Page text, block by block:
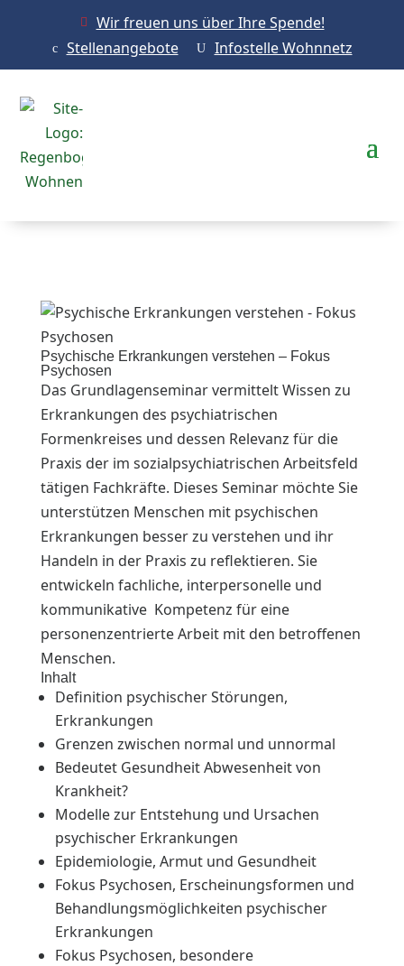
 Wir freuen uns über Ihre Spende!
c Stellenangebote U Infostelle Wohnnetz
Psychische Erkrankungen verstehen – Fokus
Psychosen
Das Grundlagenseminar vermittelt Wissen zu
Erkrankungen des psychiatrischen
Formenkreises und dessen Relevanz für die
Praxis der im sozialpsychiatrischen Arbeitsfeld
tätigen Fachkräfte. Dieses Seminar möchte Sie
unterstützen Menschen mit psychischen
Erkrankungen besser zu verstehen und ihr
Handeln in der Praxis zu reflektieren. Sie
entwickeln fachliche, interpersonelle und
kommunikative Kompetenz für eine
personenzentrierte Arbeit mit den betroffenen
Menschen.
Inhalt
Definition psychischer Störungen,
Erkrankungen
Grenzen zwischen normal und unnormal
Bedeutet Gesundheit Abwesenheit von
Krankheit?
Modelle zur Entstehung und Ursachen
psychischer Erkrankungen
Epidemiologie, Armut und Gesundheit
Fokus Psychosen, Erscheinungsformen und
Behandlungsmöglichkeiten psychischer
Erkrankungen
Fokus Psychosen, besondere